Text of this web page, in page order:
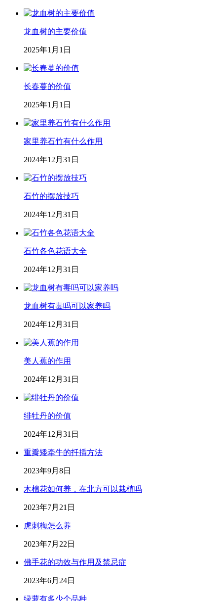
龙血树的主要价值
2025年1月1日
长春蔓的价值
2025年1月1日
家里养石竹有什么作用
2024年12月31日
石竹的摆放技巧
2024年12月31日
石竹各色花语大全
2024年12月31日
龙血树有毒吗可以家养吗
2024年12月31日
美人蕉的作用
2024年12月31日
绯牡丹的价值
2024年12月31日
重瓣矮牵牛的扦插方法
2023年9月8日
木棉花如何养，在北方可以栽植吗
2023年7月21日
虎刺梅怎么养
2023年7月22日
佛手花的功效与作用及禁忌症
2023年6月24日
绿萝有多少个品种